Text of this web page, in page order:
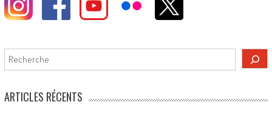
Rechercher
ARTICLES RÉCENTS